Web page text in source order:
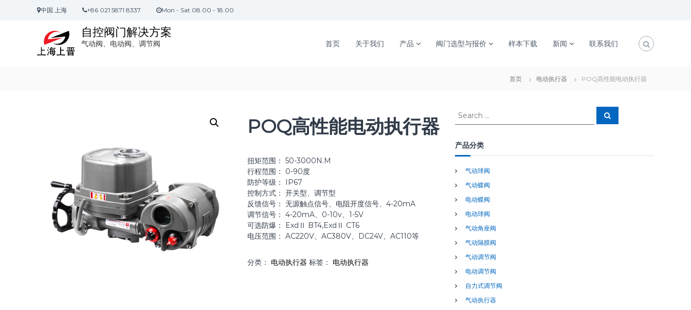
中国.上海 +86 021 5871 8337 Mon - Sat 08.00 - 18.00
自控阀门解决方案
气动阀、电动阀、调节阀 首页 关于我们 产品 阀门选型与报价 样本下载 新闻 联系我们
首页 电动执行器 POQ高性能电动执行器
POQ高性能电动执行器
扭矩范围： 50-3000N.M
行程范围： 0-90度
防护等级： IP67
控制方式： 开关型、调节型
反馈信号： 无源触点信号、电阻开度信号、4-20mA
调节信号： 4-20mA、0-10v、1-5V
可选防爆： ExdⅡ BT4,ExdⅡ CT6
电压范围： AC220V、AC380V、DC24V、AC110等
分类： 电动执行器 标签： 电动执行器
S
r
c
f
o
r
S
e
产品分类
气动球阀
气动蝶阀
电动蝶阀
电动球阀
气动角座阀
气动隔膜阀
气动调节阀
电动调节阀
自力式调节阀
气动执行器